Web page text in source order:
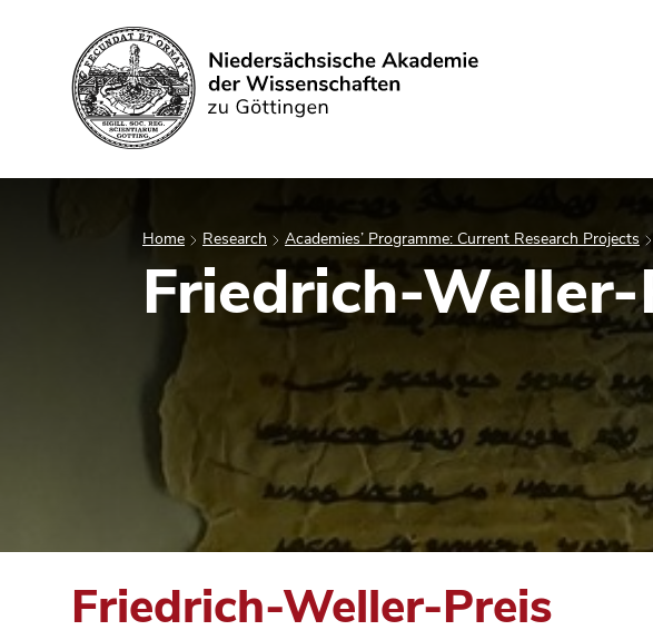
Search
Home Research Academies’ Programme: Current Research Projects
Friedrich-Weller-
Friedrich-Weller-Preis